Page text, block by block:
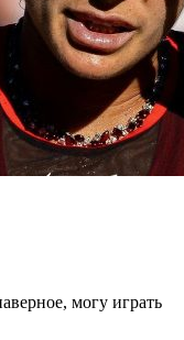
могу играть